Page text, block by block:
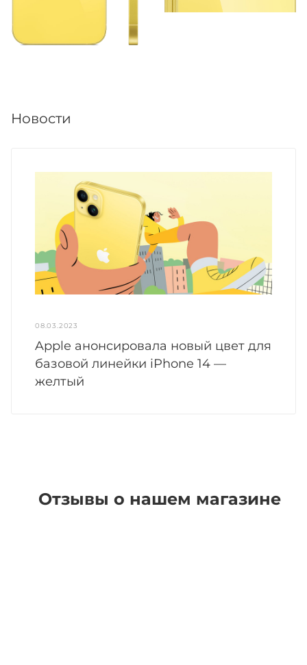
Новости
08.03.2023
Apple анонсировала новый цвет для
базовой линейки iPhone 14 —
желтый
Отзывы о нашем магазине